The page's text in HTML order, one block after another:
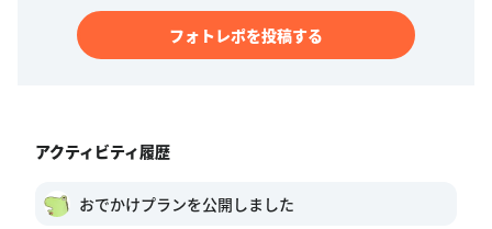
フォトレポを投稿する
アクティビティ履歴
おでかけプランを公開しました